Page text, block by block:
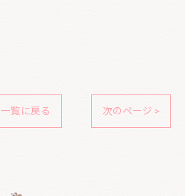
一覧に戻る 次のページ >